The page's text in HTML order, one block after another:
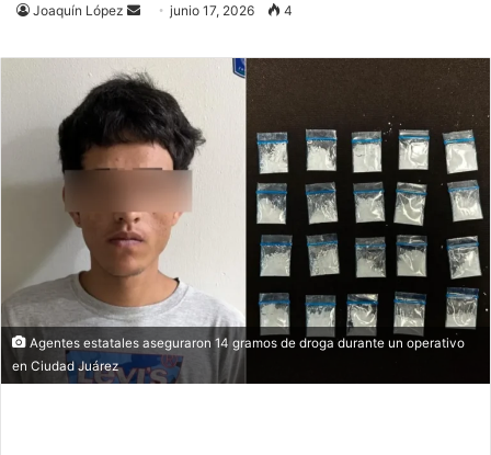
Joaquín López
Send
email
junio 17, 2026 4
Agentes estatales aseguraron 14 gramos de droga durante un operativo
en Ciudad Juárez